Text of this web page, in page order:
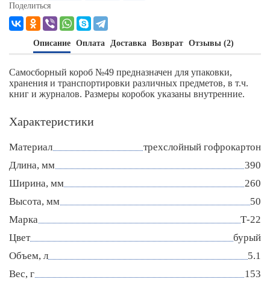
Поделиться
Описание Оплата Доставка Возврат Отзывы (2)
Самосборный короб №49 предназначен для упаковки,
хранения и транспортировки различных предметов, в т.ч.
книг и журналов. Размеры коробок указаны внутренние.
Характеристики
Материал
трехслойный гофрокартон
Длина, мм
390
Ширина, мм
260
Высота, мм
50
Марка
Т-22
Цвет
бурый
Объем, л
5.1
Вес, г
153